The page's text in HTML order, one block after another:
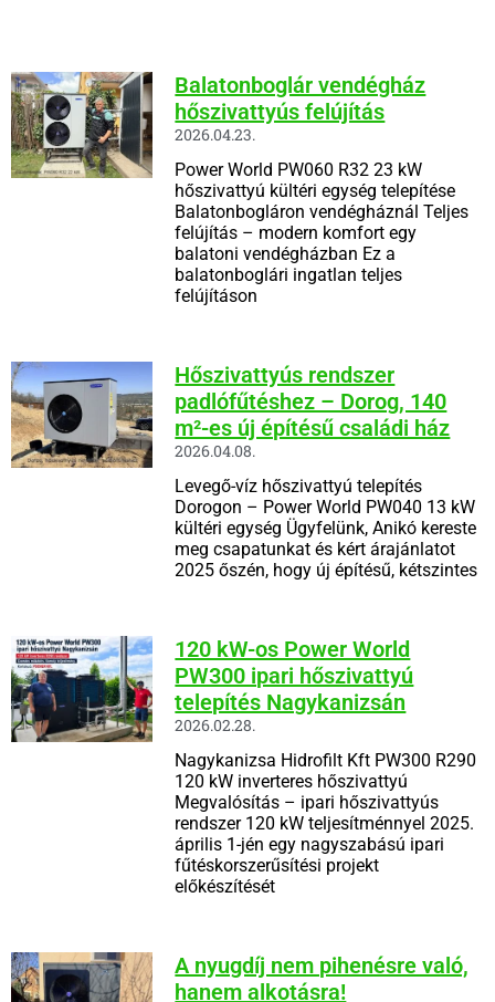
Balatonboglár vendégház
hőszivattyús felújítás
2026.04.23.
Power World PW060 R32 23 kW
hőszivattyú kültéri egység telepítése
Balatonbogláron vendégháznál Teljes
felújítás – modern komfort egy
balatoni vendégházban Ez a
balatonboglári ingatlan teljes
felújításon
Hőszivattyús rendszer
padlófűtéshez – Dorog, 140
m²-es új építésű családi ház
2026.04.08.
Levegő-víz hőszivattyú telepítés
Dorogon – Power World PW040 13 kW
kültéri egység Ügyfelünk, Anikó kereste
meg csapatunkat és kért árajánlatot
2025 őszén, hogy új építésű, kétszintes
120 kW-os Power World
PW300 ipari hőszivattyú
telepítés Nagykanizsán
2026.02.28.
Nagykanizsa Hidrofilt Kft PW300 R290
120 kW inverteres hőszivattyú
Megvalósítás – ipari hőszivattyús
rendszer 120 kW teljesítménnyel 2025.
április 1-jén egy nagyszabású ipari
fűtéskorszerűsítési projekt
előkészítését
A nyugdíj nem pihenésre való,
hanem alkotásra!